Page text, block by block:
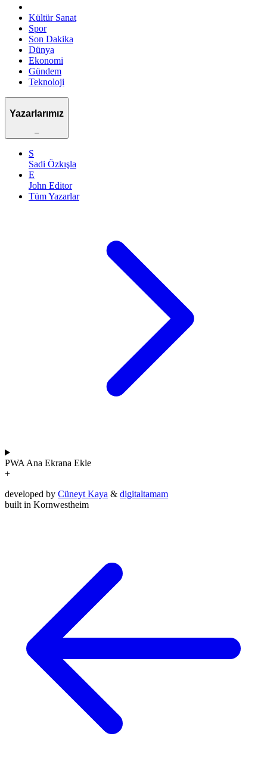
Kültür Sanat
Spor
Son Dakika
Dünya
Ekonomi
Gündem
Teknoloji
Yazarlarımız
–
S
Sadi Özkışla
E
John Editor
Tüm Yazarlar
PWA Ana Ekrana Ekle
+
developed by Cüneyt Kaya & digitaltamam
built in Kornwestheim